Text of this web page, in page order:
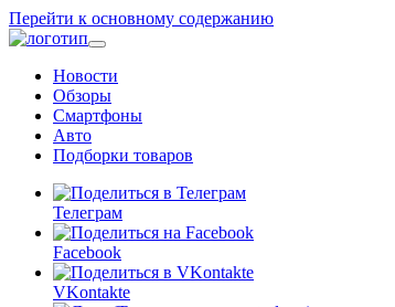
Перейти к основному содержанию
Новости
Обзоры
Смартфоны
Авто
Подборки товаров
Телеграм
Facebook
VKontakte